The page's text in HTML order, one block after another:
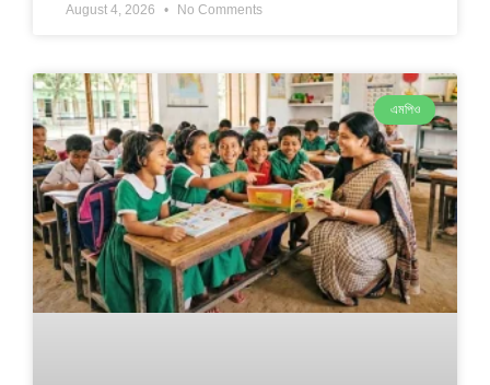
August 4, 2026 No Comments
এমপিও